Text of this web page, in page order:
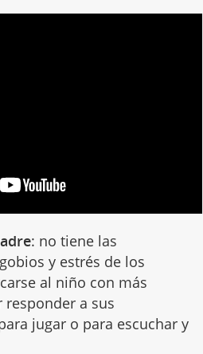
: no tiene las
y estrés de los
al niño con más
responder a sus
jugar o para escuchar y